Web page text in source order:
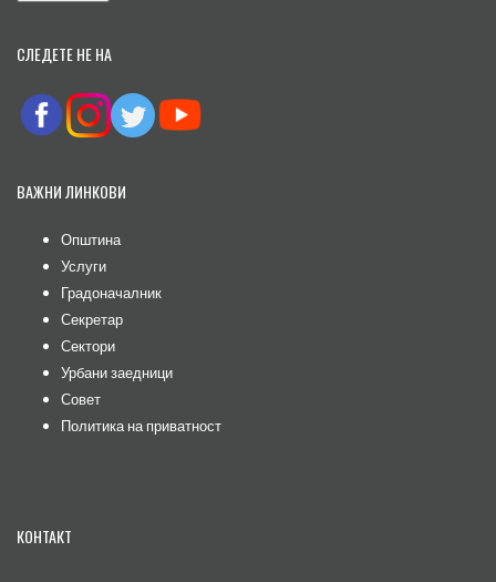
СЛЕДЕТЕ НЕ НА
ВАЖНИ ЛИНКОВИ
Општина
Услуги
Градоначалник
Секретар
Сектори
Урбани заедници
Совет
Политика на приватност
КОНТАКТ